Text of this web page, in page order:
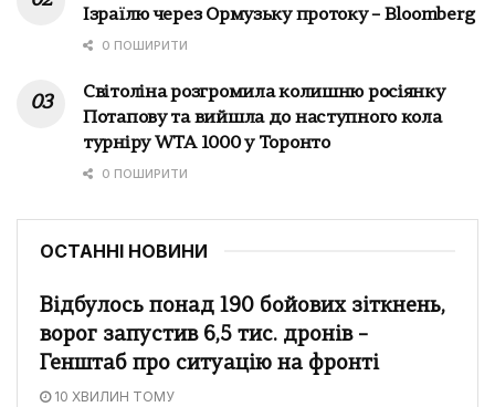
Ізраїлю через Ормузьку протоку – Bloomberg
0 ПОШИРИТИ
Світоліна розгромила колишню росіянку
Потапову та вийшла до наступного кола
турніру WTA 1000 у Торонто
0 ПОШИРИТИ
ОСТАННІ НОВИНИ
Відбулось понад 190 бойових зіткнень,
ворог запустив 6,5 тис. дронів –
Генштаб про ситуацію на фронті
10 ХВИЛИН ТОМУ